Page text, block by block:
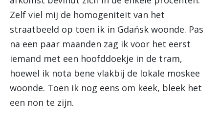
Zelf viel mij de homogeniteit van het
straatbeeld op toen ik in Gdańsk woonde. Pas
na een paar maanden zag ik voor het eerst
iemand met een hoofddoekje in de tram,
hoewel ik nota bene vlakbij de lokale moskee
woonde. Toen ik nog eens om keek, bleek het
een non te zijn.